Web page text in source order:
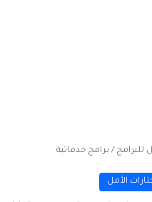
للبرامج / برامج خدماتية
الأمل